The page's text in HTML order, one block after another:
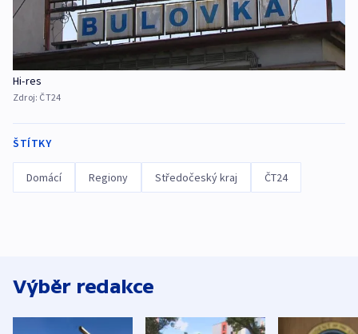
Hi-res
Zdroj: ČT24
ŠTÍTKY
Domácí Regiony Středočeský kraj ČT24
Výběr redakce